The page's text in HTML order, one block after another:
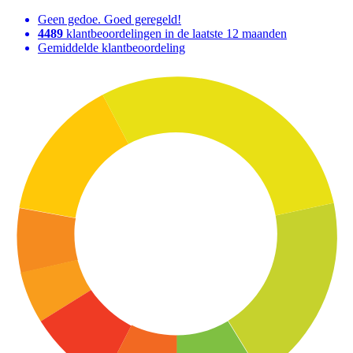
Geen gedoe. Goed geregeld!
4489 klantbeoordelingen in de laatste 12 maanden
Gemiddelde klantbeoordeling